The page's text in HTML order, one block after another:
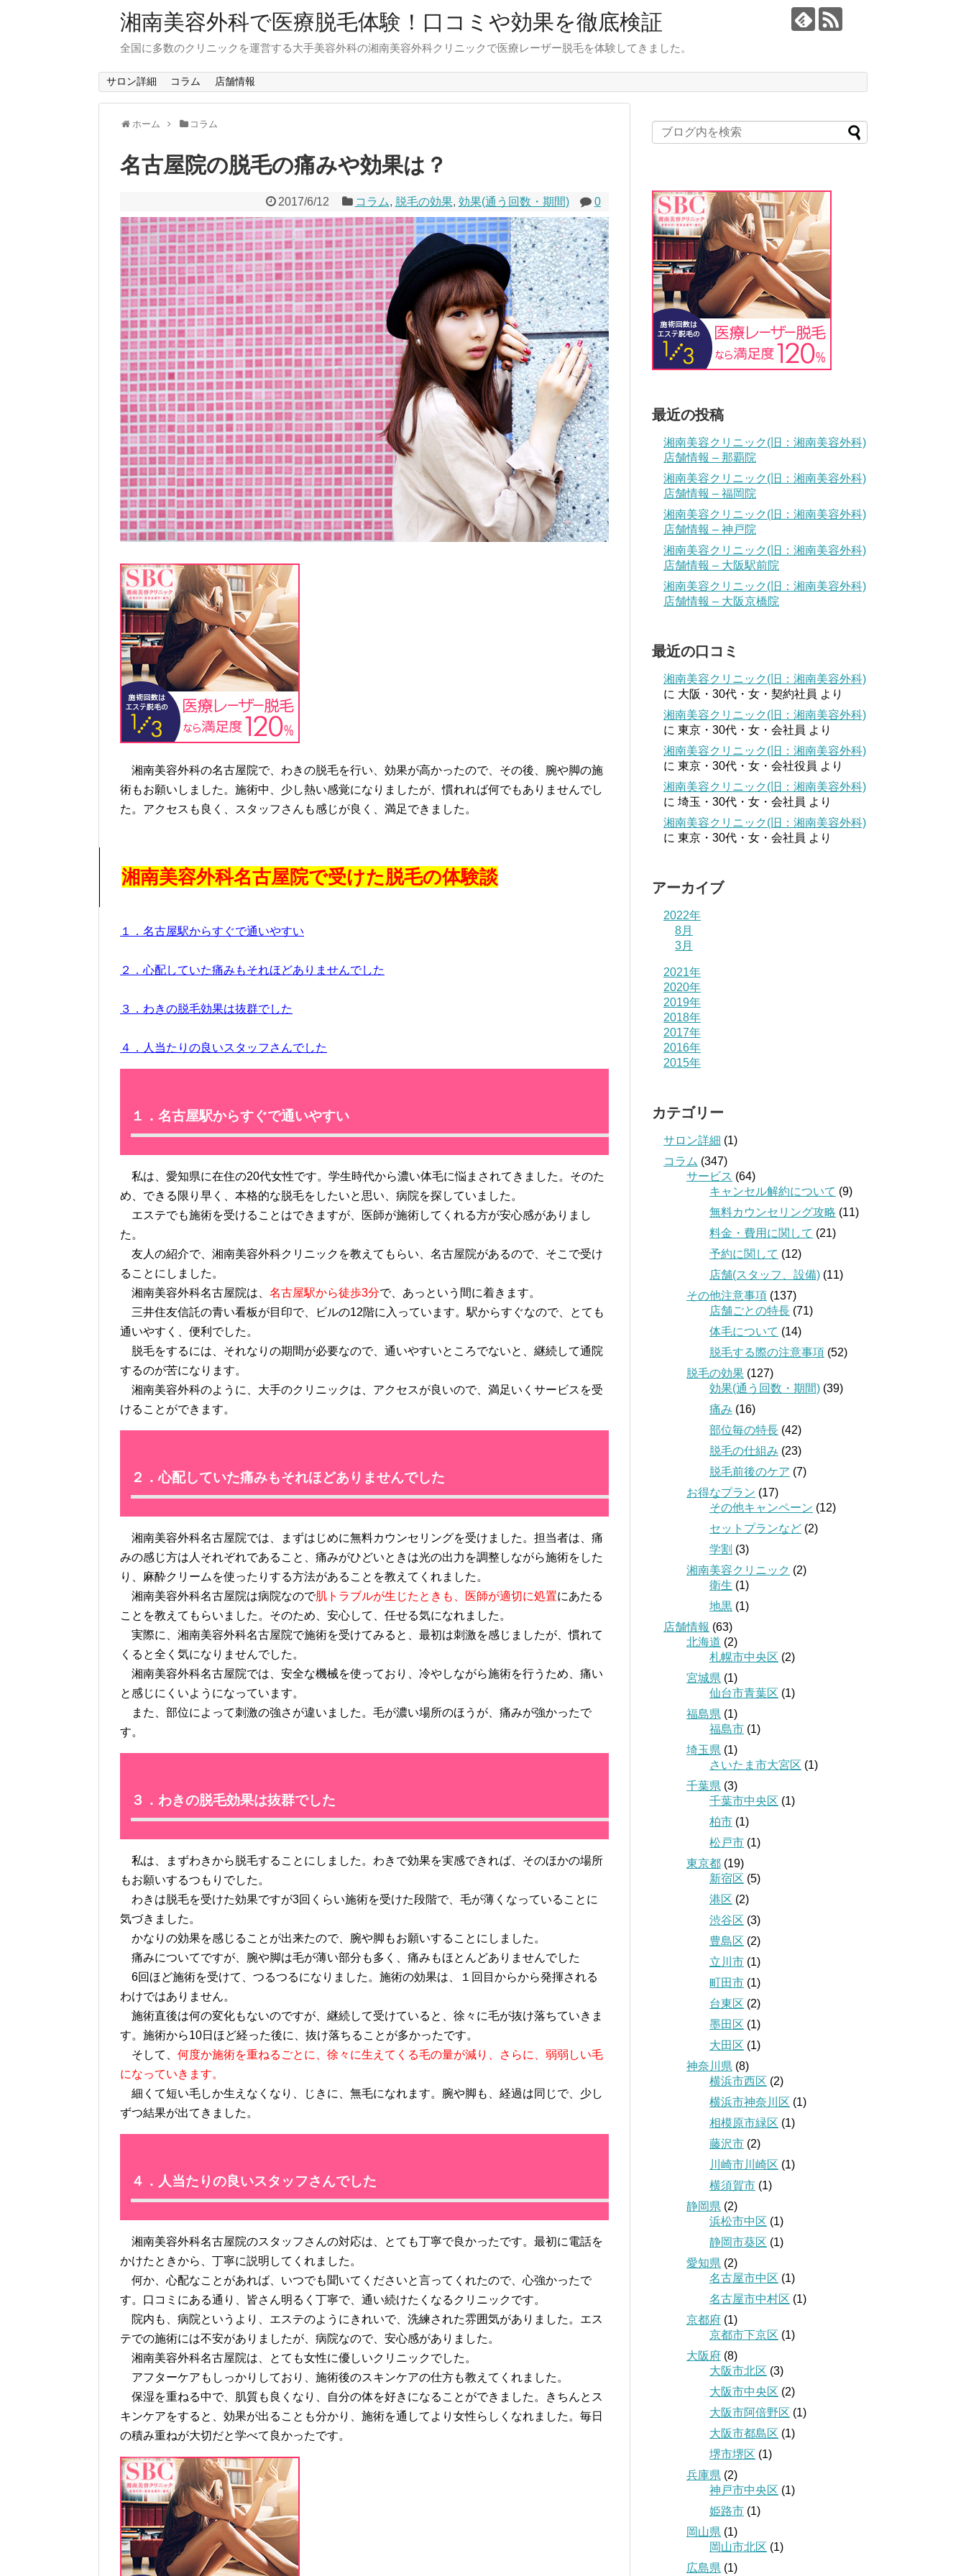
湘南美容外科で医療脱毛体験！口コミや効果を徹底検証
全国に多数のクリニックを運営する大手美容外科の湘南美容外科クリニックで医療レーザー脱毛を体験してきました。
サロン詳細 コラム 店舗情報
ホーム コラム
名古屋院の脱毛の痛みや効果は？
2017/6/12 コラム, 脱毛の効果, 効果(通う回数・期間) 0
湘南美容外科の名古屋院で、わきの脱毛を行い、効果が高かったので、その後、腕や脚の施
術もお願いしました。施術中、少し熱い感覚になりましたが、慣れれば何でもありませんでし
た。アクセスも良く、スタッフさんも感じが良く、満足できました。
湘南美容外科名古屋院で受けた脱毛の体験談
１．名古屋駅からすぐで通いやすい
２．心配していた痛みもそれほどありませんでした
３．わきの脱毛効果は抜群でした
４．人当たりの良いスタッフさんでした
１．名古屋駅からすぐで通いやすい
私は、愛知県に在住の20代女性です。学生時代から濃い体毛に悩まされてきました。そのた
め、できる限り早く、本格的な脱毛をしたいと思い、病院を探していました。
エステでも施術を受けることはできますが、医師が施術してくれる方が安心感がありまし
た。
友人の紹介で、湘南美容外科クリニックを教えてもらい、名古屋院があるので、そこで受け
ることにしました。
湘南美容外科名古屋院は、 名古屋駅から徒歩3分で、あっという間に着きます。
三井住友信託の青い看板が目印で、ビルの12階に入っています。駅からすぐなので、とても
通いやすく、便利でした。
脱毛をするには、それなりの期間が必要なので、通いやすいところでないと、継続して通院
するのが苦になります。
湘南美容外科のように、大手のクリニックは、アクセスが良いので、満足いくサービスを受
けることができます。
２．心配していた痛みもそれほどありませんでした
湘南美容外科名古屋院では、まずはじめに無料カウンセリングを受けました。担当者は、痛
みの感じ方は人それぞれであること、痛みがひどいときは光の出力を調整しながら施術をした
り、麻酔クリームを使ったりする方法があることを教えてくれました。
湘南美容外科名古屋院は病院なので肌トラブルが生じたときも、医師が適切に処置にあたる
ことを教えてもらいました。そのため、安心して、任せる気になれました。
実際に、湘南美容外科名古屋院で施術を受けてみると、最初は刺激を感じましたが、慣れて
くると全く気になりませんでした。
湘南美容外科名古屋院では、安全な機械を使っており、冷やしながら施術を行うため、痛い
と感じにくいようになっています。
また、部位によって刺激の強さが違いました。毛が濃い場所のほうが、痛みが強かったで
す。
３．わきの脱毛効果は抜群でした
私は、まずわきから脱毛することにしました。わきで効果を実感できれば、そのほかの場所
もお願いするつもりでした。
わきは脱毛を受けた効果ですが3回くらい施術を受けた段階で、毛が薄くなっていることに
気づきました。
かなりの効果を感じることが出来たので、腕や脚もお願いすることにしました。
痛みについてですが、腕や脚は毛が薄い部分も多く、痛みもほとんどありませんでした
6回ほど施術を受けて、つるつるになりました。施術の効果は、１回目からから発揮される
わけではありません。
施術直後は何の変化もないのですが、継続して受けていると、徐々に毛が抜け落ちていきま
す。施術から10日ほど経った後に、抜け落ちることが多かったです。
そして、 何度か施術を重ねるごとに、徐々に生えてくる毛の量が減り、さらに、弱弱しい毛
になっていきます。
細くて短い毛しか生えなくなり、じきに、無毛になれます。腕や脚も、経過は同じで、少し
ずつ結果が出てきました。
４．人当たりの良いスタッフさんでした
湘南美容外科名古屋院のスタッフさんの対応は、とても丁寧で良かったです。最初に電話を
かけたときから、丁寧に説明してくれました。
何か、心配なことがあれば、いつでも聞いてくださいと言ってくれたので、心強かったで
す。口コミにある通り、皆さん明るく丁寧で、通い続けたくなるクリニックです。
院内も、病院というより、エステのようにきれいで、洗練された雰囲気がありました。エス
テでの施術には不安がありましたが、病院なので、安心感がありました。
湘南美容外科名古屋院は、とても女性に優しいクリニックでした。
アフターケアもしっかりしており、施術後のスキンケアの仕方も教えてくれました。
保湿を重ねる中で、肌質も良くなり、自分の体を好きになることができました。きちんとス
キンケアをすると、効果が出ることも分かり、施術を通してより女性らしくなれました。毎日
の積み重ねが大切だと学べて良かったです。
最近の投稿
湘南美容クリニック(旧：湘南美容外科)
店舗情報 – 那覇院
湘南美容クリニック(旧：湘南美容外科)
店舗情報 – 福岡院
湘南美容クリニック(旧：湘南美容外科)
店舗情報 – 神戸院
湘南美容クリニック(旧：湘南美容外科)
店舗情報 – 大阪駅前院
湘南美容クリニック(旧：湘南美容外科)
店舗情報 – 大阪京橋院
最近の口コミ
湘南美容クリニック(旧：湘南美容外科)
に 大阪・30代・女・契約社員 より
湘南美容クリニック(旧：湘南美容外科)
に 東京・30代・女・会社員 より
湘南美容クリニック(旧：湘南美容外科)
に 東京・30代・女・会社役員 より
湘南美容クリニック(旧：湘南美容外科)
に 埼玉・30代・女・会社員 より
湘南美容クリニック(旧：湘南美容外科)
に 東京・30代・女・会社員 より
アーカイブ
2022年
8月
3月
2021年
2020年
2019年
2018年
2017年
2016年
2015年
カテゴリー
サロン詳細 (1)
コラム (347)
サービス (64)
キャンセル解約について (9)
無料カウンセリング攻略 (11)
料金・費用に関して (21)
予約に関して (12)
店舗(スタッフ、設備) (11)
その他注意事項 (137)
店舗ごとの特長 (71)
体毛について (14)
脱毛する際の注意事項 (52)
脱毛の効果 (127)
効果(通う回数・期間) (39)
痛み (16)
部位毎の特長 (42)
脱毛の仕組み (23)
脱毛前後のケア (7)
お得なプラン (17)
その他キャンペーン (12)
セットプランなど (2)
学割 (3)
湘南美容クリニック (2)
衛生 (1)
地黒 (1)
店舗情報 (63)
北海道 (2)
札幌市中央区 (2)
宮城県 (1)
仙台市青葉区 (1)
福島県 (1)
福島市 (1)
埼玉県 (1)
さいたま市大宮区 (1)
千葉県 (3)
千葉市中央区 (1)
柏市 (1)
松戸市 (1)
東京都 (19)
新宿区 (5)
港区 (2)
渋谷区 (3)
豊島区 (2)
立川市 (1)
町田市 (1)
台東区 (2)
墨田区 (1)
大田区 (1)
神奈川県 (8)
横浜市西区 (2)
横浜市神奈川区 (1)
相模原市緑区 (1)
藤沢市 (2)
川崎市川崎区 (1)
横須賀市 (1)
静岡県 (2)
浜松市中区 (1)
静岡市葵区 (1)
愛知県 (2)
名古屋市中区 (1)
名古屋市中村区 (1)
京都府 (1)
京都市下京区 (1)
大阪府 (8)
大阪市北区 (3)
大阪市中央区 (2)
大阪市阿倍野区 (1)
大阪市都島区 (1)
堺市堺区 (1)
兵庫県 (2)
神戸市中央区 (1)
姫路市 (1)
岡山県 (1)
岡山市北区 (1)
広島県 (1)